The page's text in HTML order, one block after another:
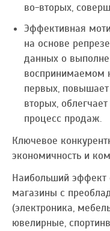
во-вторых,
Эффективная
на основе
данных о
воспринимаемом
первых,
вторых,
процесс продаж.
Ключевое
экономичность и
Наибольший эффект
магазины с
(электроника,
ювелирные,